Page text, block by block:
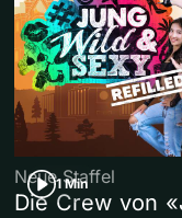
1 Min
Neue Staffel
Die Crew von